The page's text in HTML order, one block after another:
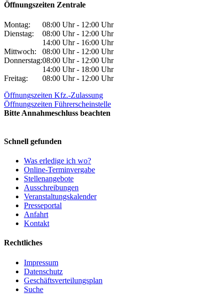
Öffnungszeiten Zentrale
Montag:
08:00 Uhr - 12:00 Uhr
Dienstag:
08:00 Uhr - 12:00 Uhr
14:00 Uhr - 16:00 Uhr
Mittwoch:
08:00 Uhr - 12:00 Uhr
Donnerstag:08:00 Uhr - 12:00 Uhr
14:00 Uhr - 18:00 Uhr
Freitag:
08:00 Uhr - 12:00 Uhr
Öffnungszeiten Kfz.-Zulassung
Öffnungszeiten Führerscheinstelle
Bitte Annahmeschluss beachten
Schnell gefunden
Was erledige ich wo?
Online-Terminvergabe
Stellenangebote
Ausschreibungen
Veranstaltungskalender
Presseportal
Anfahrt
Kontakt
Rechtliches
Impressum
Datenschutz
Geschäftsverteilungsplan
Suche